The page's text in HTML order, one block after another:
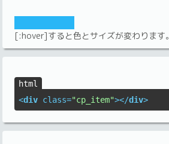
[:hover]すると色とサイズが変わります。
<div class="cp_item"></div>